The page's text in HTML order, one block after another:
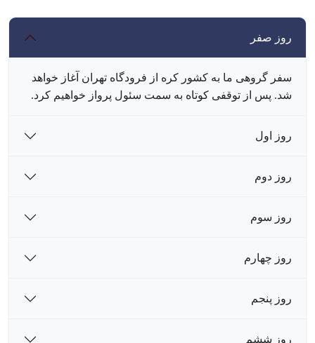
روز صفر
سفر گروهی ما به کشور کره از فرودگاه تهران آغاز خواهد
شد. پس از توقفی کوتاه به سمت سئول پرواز خواهیم کرد.
روز اول
روز دوم
روز سوم
روز چهارم
روز پنجم
روز ششم